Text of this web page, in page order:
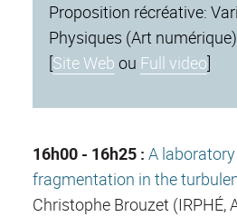
Proposition récréative:
Physiques (Art numérique)
[Site Web ou Full video]
16h00 - 16h25 : A
fragmentation in the
Christophe Brouzet (IRPHÉ,